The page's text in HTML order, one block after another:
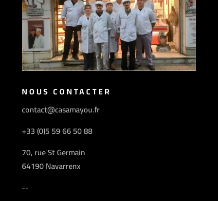
NOUS CONTACTER
contact@casamayou.fr
+33 (0)5 59 66 50 88
70, rue St Germain
64190 Navarrenx
--